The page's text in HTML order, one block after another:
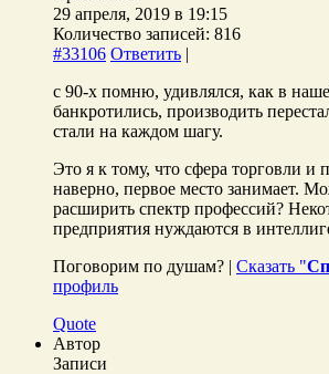
29 апреля, 2019 в 19:15
Количество записей: 816
#33106 Ответить |
с 90-х помню, удивлялся, как в
банкротились, производить
стали на каждом шагу.
Это я к тому, что сфера торговли и
наверно, первое место занимает.
расширить спектр профессий?
предприятия нуждаются в
Поговорим по душам? | Сказать "
профиль
Quote
Автор
Записи